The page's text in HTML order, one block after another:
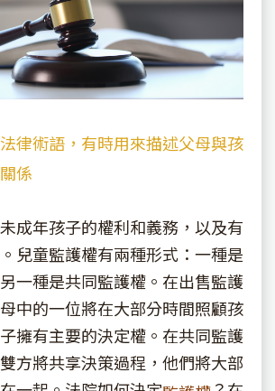
律術語，有時用來描述父母與孩
係
成年孩子的權利和義務，以及有
兒童監護權有兩種形式：一種是
另一種是共同監護權。在出售監護
中的一位將在大部分時間照顧孩
擁有主要的決定權。在共同監護
方將共享決策過程，他們將大部